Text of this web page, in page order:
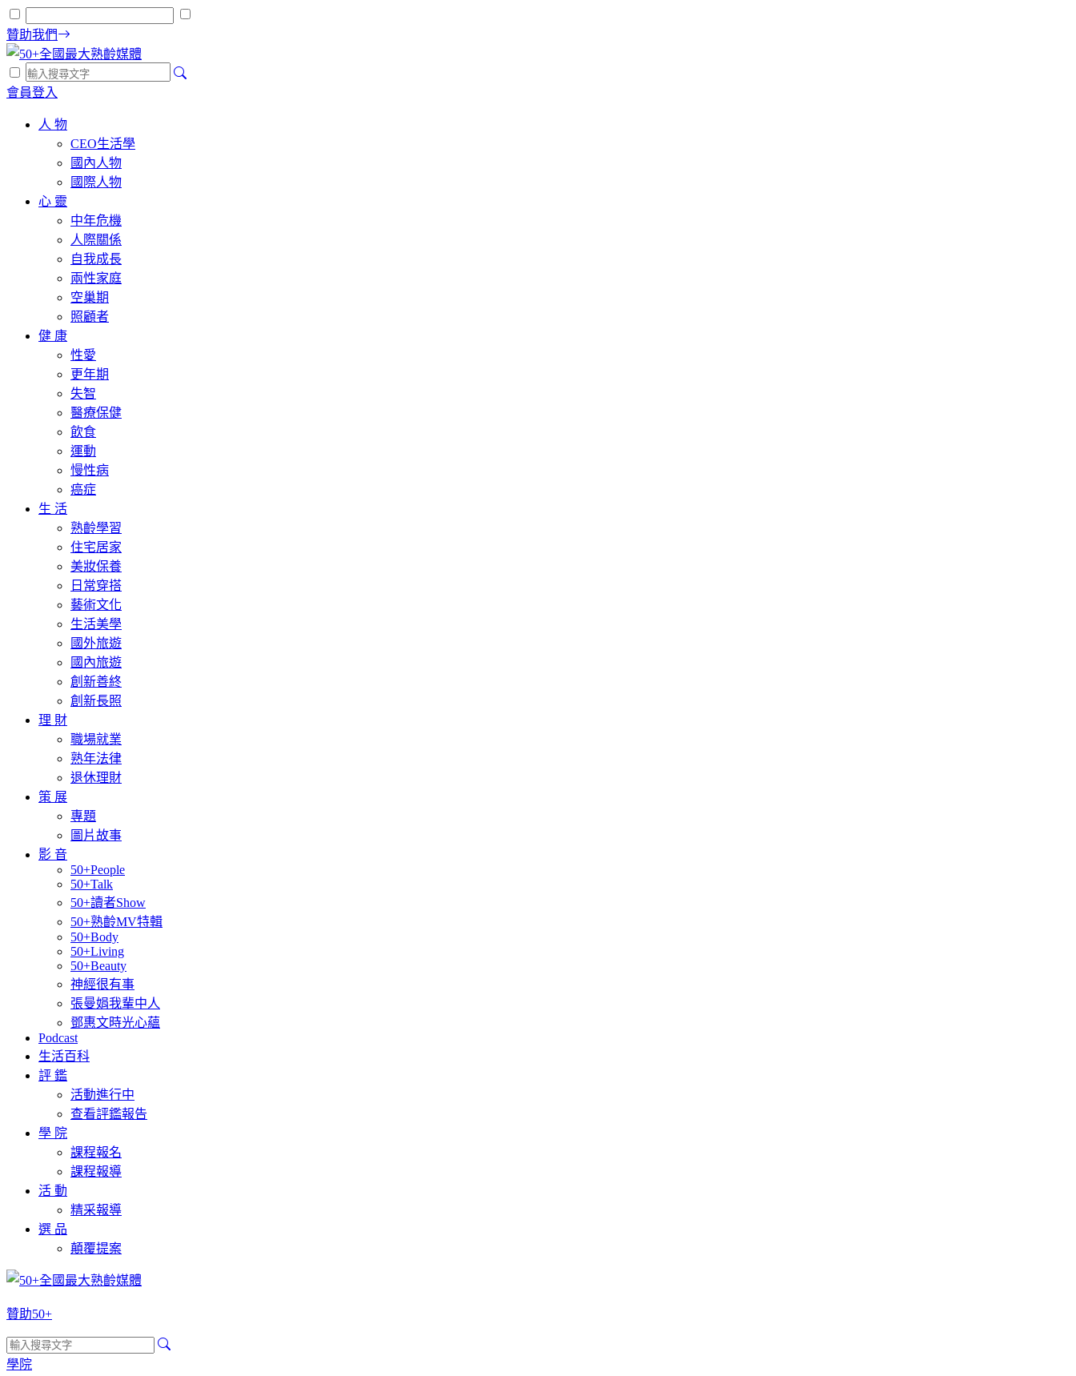
贊助我們
會員登入
人 物
CEO生活學
國內人物
國際人物
心 靈
中年危機
人際關係
自我成長
兩性家庭
空巢期
照顧者
健 康
性愛
更年期
失智
醫療保健
飲食
運動
慢性病
癌症
生 活
熟齡學習
住宅居家
美妝保養
日常穿搭
藝術文化
生活美學
國外旅遊
國內旅遊
創新善終
創新長照
理 財
職場就業
熟年法律
退休理財
策 展
專題
圖片故事
影 音
50+People
50+Talk
50+讀者Show
50+熟齡MV特輯
50+Body
50+Living
50+Beauty
神經很有事
張曼娟我輩中人
鄧惠文時光心蘊
Podcast
生活百科
評 鑑
活動進行中
查看評鑑報告
學 院
課程報名
課程報導
活 動
精采報導
選 品
顛覆提案
贊助50+
學院